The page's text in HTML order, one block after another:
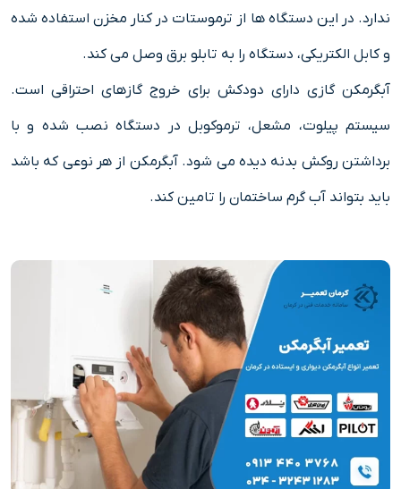
ندارد. در این دستگاه ها از ترموستات در کنار مخزن استفاده شده
و کابل الکتریکی، دستگاه را به تابلو برق وصل می کند.
آبگرمکن گازی دارای دودکش برای خروج گازهای احتراقی است.
سیستم پیلوت، مشعل، ترموکوبل در دستگاه نصب شده و با
برداشتن روکش بدنه دیده می شود. آبگرمکن از هر نوعی که باشد
باید بتواند آب گرم ساختمان را تامین کند.